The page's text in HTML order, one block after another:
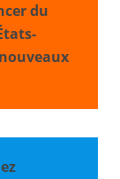
du